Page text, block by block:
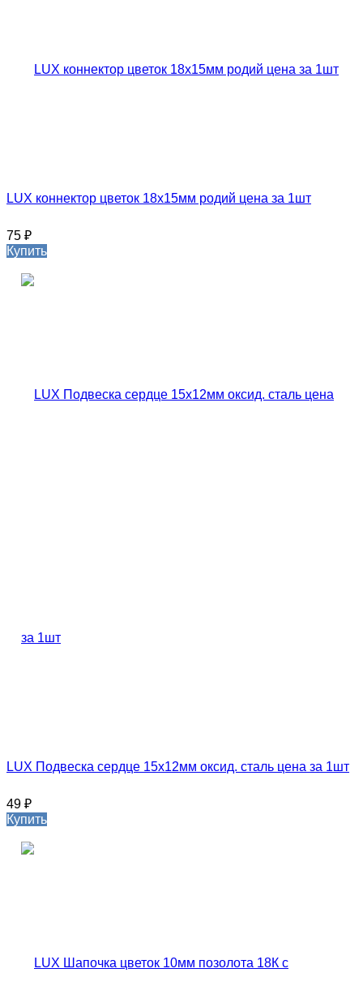
LUX коннектор цветок 18х15мм родий цена за 1шт
75 ₽
Купить
LUX Подвеска сердце 15х12мм оксид. сталь цена за 1шт
49 ₽
Купить